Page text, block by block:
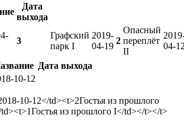
Дата
выхода
3
Графский
парк I
2019-
04-19
2
Опасный
переплёт
II
04-
Дата выхода
10-12
10-12</td><t>2Гостья из прошлого
Гостья из прошлого I</td></t></t>